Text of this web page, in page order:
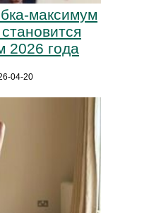
максимум
2026 года
04-20